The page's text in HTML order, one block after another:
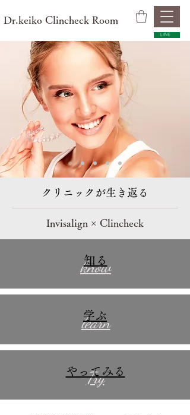
​Dr.keiko Clincheck Room
LINE
​クリニックが生き返る​
Invisalign × Clincheck
know
知る
learn
学ぶ
Try
やってみる